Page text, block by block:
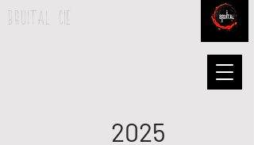
BRUITAL CIE
2025